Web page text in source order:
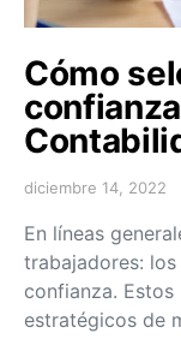
Cómo
diciembre 14, 2022
En líneas
trabajadores:
confianza.
estratégicos de